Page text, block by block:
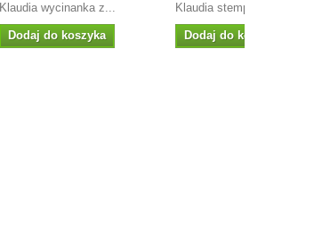
Klaudia wycinanka z...
Dodaj do koszyka
Klaudia stempel...
Dodaj do koszyka